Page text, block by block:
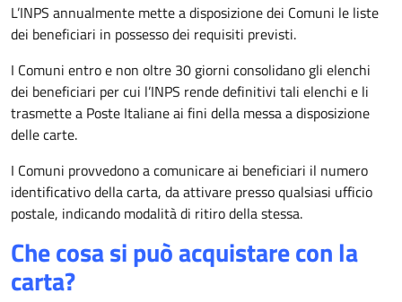
L’INPS annualmente mette a disposizione dei Comuni le liste
dei beneficiari in possesso dei requisiti previsti.
I Comuni entro e non oltre 30 giorni consolidano gli elenchi
dei beneficiari per cui l’INPS rende definitivi tali elenchi e li
trasmette a Poste Italiane ai fini della messa a disposizione
delle carte.
I Comuni provvedono a comunicare ai beneficiari il numero
identificativo della carta, da attivare presso qualsiasi ufficio
postale, indicando modalità di ritiro della stessa.
Che cosa si può acquistare con la
carta?